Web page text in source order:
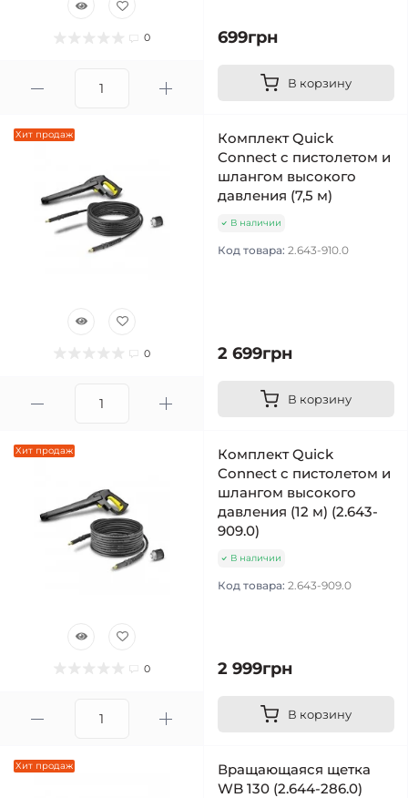
0 699грн
В корзину
Хит продаж
0
Комплект Quick
Connect c пистолетом и
шлангом высокого
давления (7,5 м)
В наличии
Код товара: 2.643-910.0
2 699грн
В корзину
Хит продаж
0
Комплект Quick
Connect с пистолетом и
шлангом высокого
давления (12 м) (2.643-
909.0)
В наличии
Код товара: 2.643-909.0
2 999грн
В корзину
Хит продаж
Вращающаяся щетка
WB 130 (2.644-286.0)